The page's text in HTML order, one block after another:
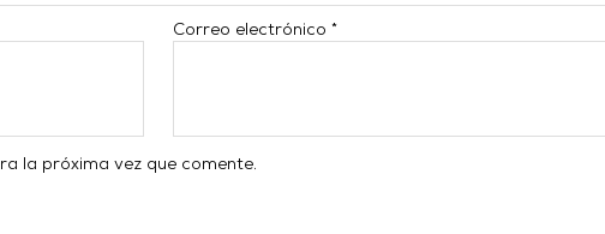
Correo electrónico*
la próxima vez que comente.